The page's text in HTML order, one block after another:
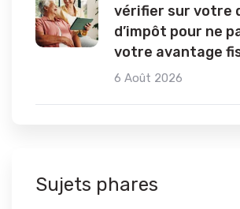
vérifier sur votre
d’impôt pour ne
votre avantage
6 Août 2026
Sujets phares